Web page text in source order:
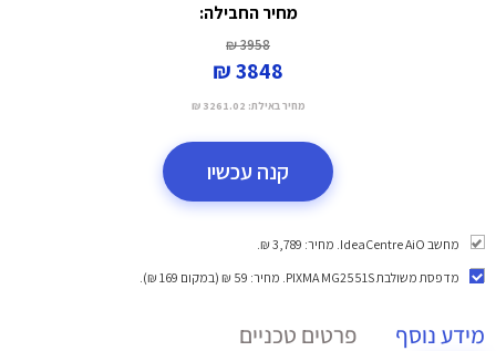
מחיר החבילה:
3958 ₪
3848 ₪
מחיר באילת: 3261.02 ₪
קנה עכשיו
מחשב IdeaCentre AiO. מחיר: 3,789 ₪.
מדפסת משולבת PIXMA MG2551S
. מחיר: 59 ₪ (במקום 169 ₪).
מידע נוסף פרטים טכניים